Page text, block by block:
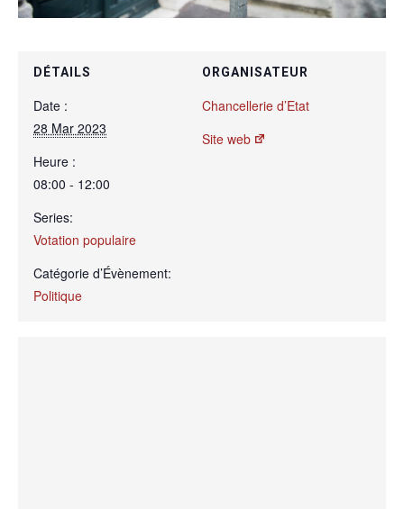
DÉTAILS
Date :
28 Mar 2023
Heure :
08:00 - 12:00
Series:
Votation populaire
Catégorie d’Évènement:
Politique
ORGANISATEUR
Chancellerie d’Etat
Site web